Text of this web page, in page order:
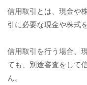
信用取引とは、現金や
引に必要な現金や株式
信用取引を行う場合、
ても、別途審査をして
ん。